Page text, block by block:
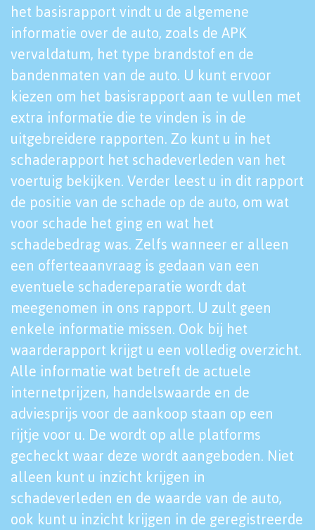
het basisrapport vindt u de algemene
informatie over de auto, zoals de APK
vervaldatum, het type brandstof en de
bandenmaten van de auto. U kunt ervoor
kiezen om het basisrapport aan te vullen met
extra informatie die te vinden is in de
uitgebreidere rapporten. Zo kunt u in het
schaderapport het schadeverleden van het
voertuig bekijken. Verder leest u in dit rapport
de positie van de schade op de auto, om wat
voor schade het ging en wat het
schadebedrag was. Zelfs wanneer er alleen
een offerteaanvraag is gedaan van een
eventuele schadereparatie wordt dat
meegenomen in ons rapport. U zult geen
enkele informatie missen. Ook bij het
waarderapport krijgt u een volledig overzicht.
Alle informatie wat betreft de actuele
internetprijzen, handelswaarde en de
adviesprijs voor de aankoop staan op een
rijtje voor u. De wordt op alle platforms
gecheckt waar deze wordt aangeboden. Niet
alleen kunt u inzicht krijgen in
schadeverleden en de waarde van de auto,
ook kunt u inzicht krijgen in de geregistreerde